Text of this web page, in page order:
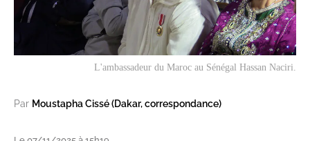
L'ambassadeur du Maroc au Sénégal Hassan Naciri.
Par Moustapha Cissé (Dakar, correspondance)